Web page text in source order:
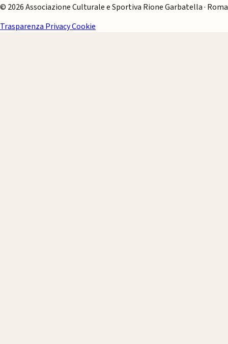
© 2026 Associazione Culturale e Sportiva Rione Garbatella · Roma
Trasparenza PrivacyCookie